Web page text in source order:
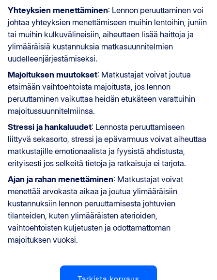
Yhteyksien menettäminen: Lennon peruuttaminen voi
johtaa yhteyksien menettämiseen muihin lentoihin, juniin
tai muihin kulkuvälineisiin, aiheuttaen lisää haittoja ja
ylimääräisiä kustannuksia matkasuunnitelmien
uudelleenjärjestämiseksi.
Majoituksen muutokset: Matkustajat voivat joutua
etsimään vaihtoehtoista majoitusta, jos lennon
peruuttaminen vaikuttaa heidän etukäteen varattuihin
majoitussuunnitelmiinsa.
Stressi ja hankaluudet: Lennosta peruuttamiseen
liittyvä sekasorto, stressi ja epävarmuus voivat aiheuttaa
matkustajille emotionaalista ja fyysistä ahdistusta,
erityisesti jos selkeitä tietoja ja ratkaisuja ei tarjota.
Ajan ja rahan menettäminen: Matkustajat voivat
menettää arvokasta aikaa ja joutua ylimääräisiin
kustannuksiin lennon peruuttamisesta johtuvien
tilanteiden, kuten ylimääräisten aterioiden,
vaihtoehtoisten kuljetusten ja odottamattoman
majoituksen vuoksi.